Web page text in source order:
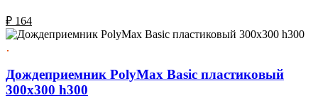
₽ 164
Дождеприемник PolyMax Basic пластиковый
300х300 h300